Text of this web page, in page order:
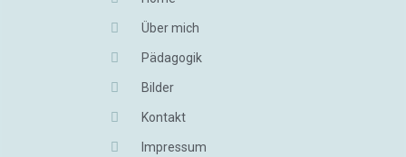
Über mich
Pädagogik
Bilder
Kontakt
Impressum